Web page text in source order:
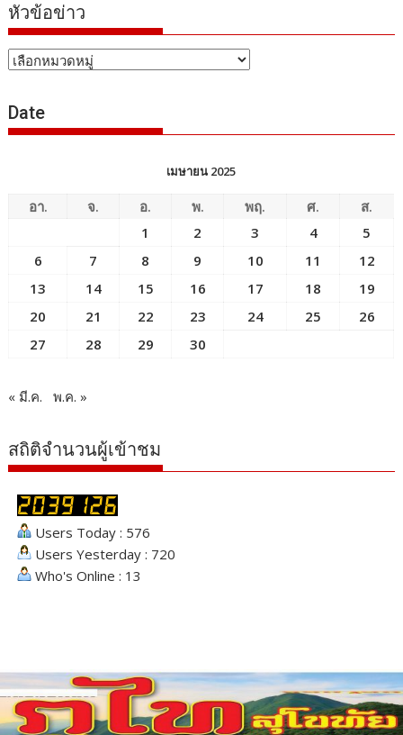
หัวข้อข่าว
หัวข้อ
Date
เมษายน 2025
อา. จ. อ. พ. พฤ. ศ.
ส.
1
2 3 4
5
6
7 8 9 10 11
12
13
14 15 16 17 18
19
20
21 22 23 24 25
26
27
28 29 30
« มี.ค. พ.ค. »
สถิติจำนวนผู้เข้าชม
Users Today : 576
Users Yesterday : 720
Who's Online : 13